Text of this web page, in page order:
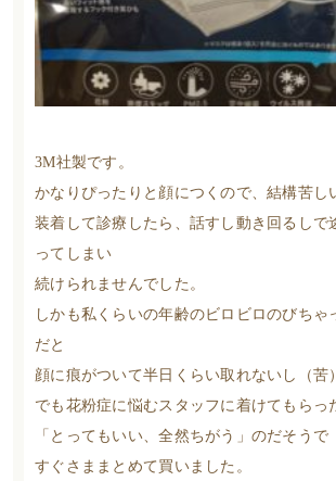
3M社製です。
かなりぴったりと顔につくので、結構苦し
装着して診療したら、話すし動き回るしで
ってしまい
続けられませんでした。
しかも私くらいの年齢のビロビロのびちゃ
だと
顔に痕がついて半日くらい取れないし（苦）
でも花粉症に悩むスタッフに着けてもらっ
「とってもいい、全然ちがう」のだそうで
すぐさままとめて買いました。